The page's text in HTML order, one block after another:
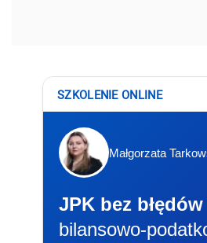
SZKOLENIE ONLINE
Małgorzata
JPK bez błędów
bilansowo-